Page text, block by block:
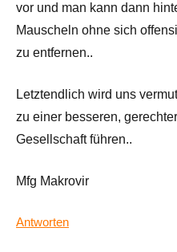
vor und man kann dann
Mauscheln ohne sich
zu entfernen..
Letztendlich wird uns
zu einer besseren,
Gesellschaft führen..
Mfg Makrovir
Antworten